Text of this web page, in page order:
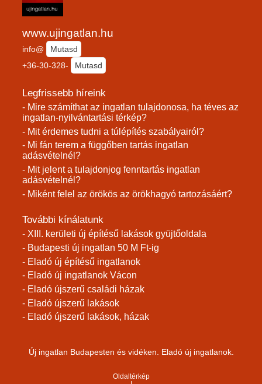
www.ujingatlan.hu
info@
Mutasd
+36-30-328-
Mutasd
Legfrissebb híreink
- Mire számíthat az ingatlan tulajdonosa, ha téves az
ingatlan-nyilvántartási térkép?
- Mit érdemes tudni a túlépítés szabályairól?
- Mi fán terem a függőben tartás ingatlan
adásvételnél?
- Mit jelent a tulajdonjog fenntartás ingatlan
adásvételnél?
- Miként felel az örökös az örökhagyó tartozásáért?
További kínálatunk
- XIII. kerületi új építésű lakások gyüjtőoldala
- Budapesti új ingatlan 50 M Ft-ig
- Eladó új építésű ingatlanok
- Eladó új ingatlanok Vácon
- Eladó újszerű családi házak
- Eladó újszerű lakások
- Eladó újszerű lakások, házak
Új ingatlan Budapesten és vidéken. Eladó új ingatlanok.
Oldaltérkép